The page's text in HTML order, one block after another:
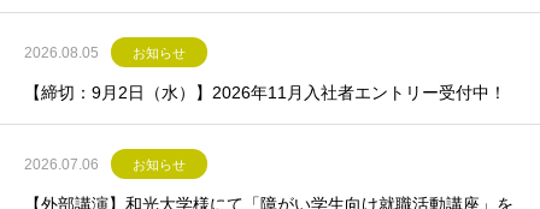
2026.08.05 お知らせ
【締切：9月2日（水）】2026年11月入社者エントリー受付中！
2026.07.06 お知らせ
【外部講演】和光大学様にて「障がい学生向け就職活動講座」を